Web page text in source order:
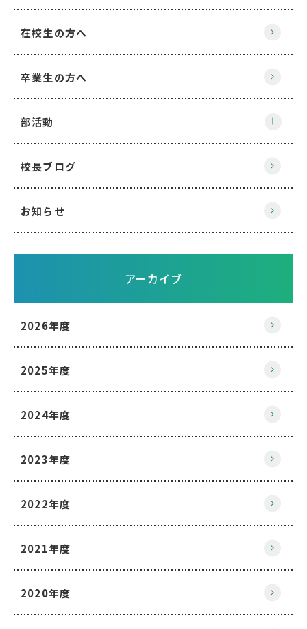
在校生の方へ
卒業生の方へ
部活動
校長ブログ
お知らせ
アーカイブ
2026年度
2025年度
2024年度
2023年度
2022年度
2021年度
2020年度